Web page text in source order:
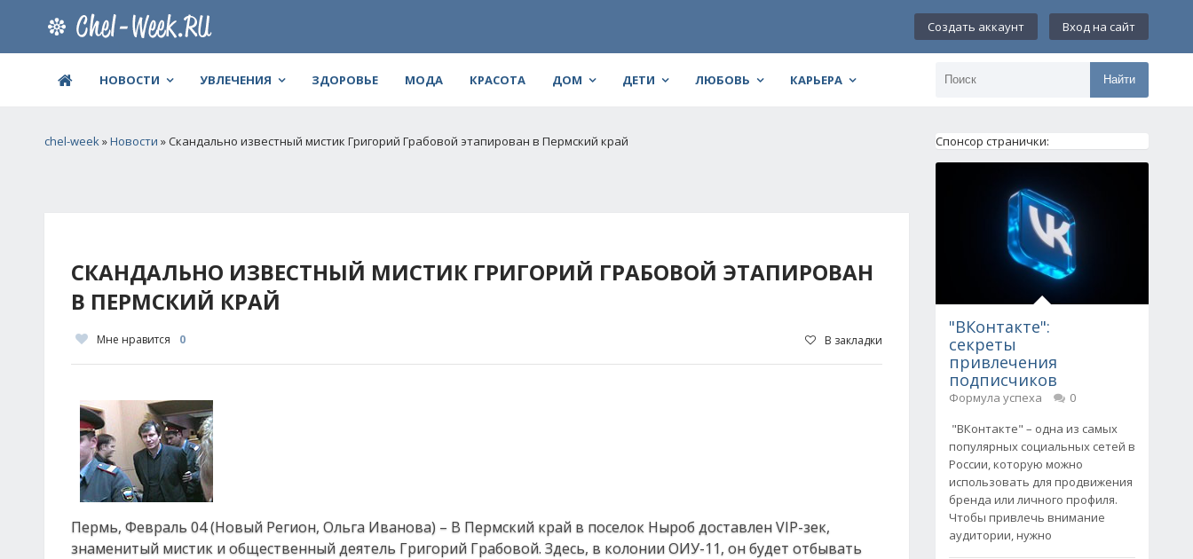
Создать аккаунт Вход на сайт
НОВОСТИ УВЛЕЧЕНИЯ ЗДОРОВЬЕ МОДА КРАСОТА ДОМ ДЕТИ ЛЮБОВЬ КАРЬЕРА Найти
chel-week»Новости » Скандально известный мистик Григорий Грабовой этапирован в Пермский край
СКАНДАЛЬНО ИЗВЕСТНЫЙ МИСТИК ГРИГОРИЙ ГРАБОВОЙ ЭТАПИРОВАН
В ПЕРМСКИЙ КРАЙ
Мне нравится 0 В закладки
Пермь, Февраль 04 (Новый Регион, Ольга Иванова) – В Пермский край в поселок Ныроб доставлен VIP-зек,
знаменитый мистик и общественный деятель Григорий Грабовой. Здесь, в колонии ОИУ-11, он будет отбывать
Спонсор странички:
"ВКонтакте":
секреты
привлечения
подписчиков
Формула успеха
0
"ВКонтакте" – одна из самых
популярных социальных сетей в
России, которую можно
использовать для продвижения
бренда или личного профиля.
Чтобы привлечь внимание
аудитории, нужно